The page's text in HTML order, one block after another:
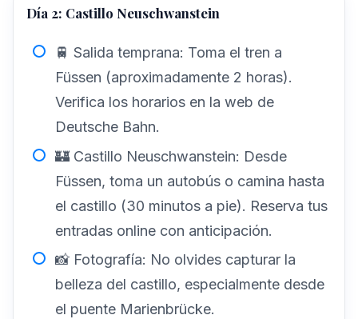
Día 2: Castillo Neuschwanstein
🚆 Salida temprana: Toma el tren a
Füssen (aproximadamente 2 horas).
Verifica los horarios en la web de
Deutsche Bahn.
🏰 Castillo Neuschwanstein: Desde
Füssen, toma un autobús o camina hasta
el castillo (30 minutos a pie). Reserva tus
entradas online con anticipación.
📸 Fotografía: No olvides capturar la
belleza del castillo, especialmente desde
el puente Marienbrücke.